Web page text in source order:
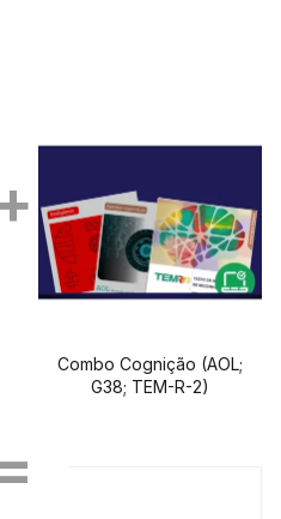
Combo Cognição (AOL;
G38; TEM-R-2)